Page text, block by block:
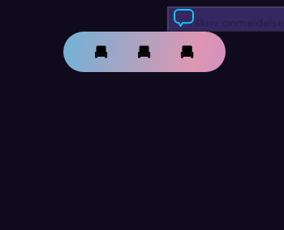
Skriv anmeldelse